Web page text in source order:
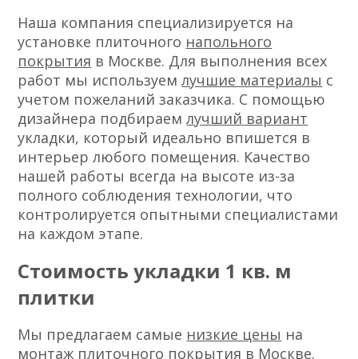
Наша компания специализируется на
установке плиточного напольного
покрытия в Москве. Для выполнения всех
работ мы используемлучшие материалы с
учетом пожеланий заказчика. С помощью
дизайнера подбираемлучший вариант
укладки, который идеально впишется в
интерьер любого помещения. Качество
нашей работы всегда на высоте из-за
полного соблюдения технологии, что
контролируется опытными специалистами
на каждом этапе.
Стоимость укладки 1 кв. м
плитки
Мы предлагаем самые низкие цены на
монтаж плиточного покрытия в Москве.